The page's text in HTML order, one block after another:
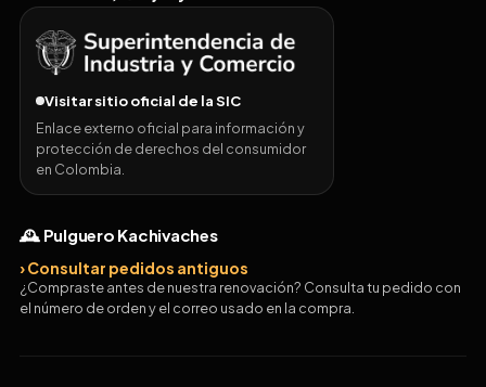
Visitar sitio oficial de la SIC
Enlace externo oficial para información y
protección de derechos del consumidor
en Colombia.
🕰️ Pulguero Kachivaches
› Consultar pedidos antiguos
¿Compraste antes de nuestra renovación? Consulta tu pedido con
el número de orden y el correo usado en la compra.